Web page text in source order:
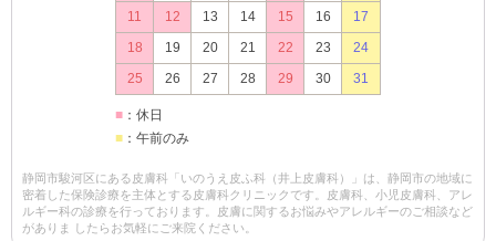
11
12 13 14 15 16
17
18
19 20 21 22 23
24
25
26 27 28 29 30 31
■ ：休日
■ ：午前のみ
静岡市駿河区にある皮膚科「いのうえ皮ふ科（井上皮膚科）」は、静岡市の地域に
密着した保険診療を主体とする皮膚科クリニックです。皮膚科、小児皮膚科、アレ
ルギー科の診療を行っております。皮膚に関するお悩みやアレルギーのご相談など
がありま したらお気軽にご来院ください。